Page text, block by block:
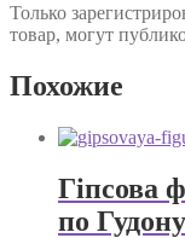
Только
товар, могут
Похожие
Гіпсова
по Гудону